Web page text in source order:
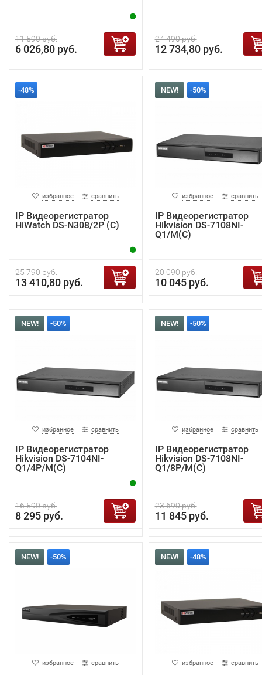
11 590 руб.
6 026,80 руб.
24 490 руб.
12 734,80 руб.
-48%
избранное сравнить
IP Видеорегистратор
HiWatch DS-N308/2P (C)
25 790 руб.
13 410,80 руб.
NEW! -50%
избранное сравнить
IP Видеорегистратор
Hikvision DS-7108NI-
Q1/M(C)
20 090 руб.
10 045 руб.
NEW! -50%
избранное сравнить
IP Видеорегистратор
Hikvision DS-7104NI-
Q1/4P/M(C)
16 590 руб.
8 295 руб.
NEW! -50%
избранное сравнить
IP Видеорегистратор
Hikvision DS-7108NI-
Q1/8P/M(C)
23 690 руб.
11 845 руб.
NEW! -50%
избранное сравнить
NEW! -48%
избранное сравнить